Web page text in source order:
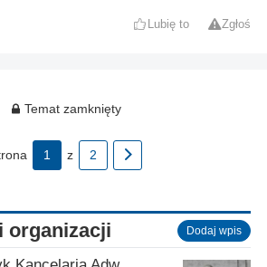
Lubię to Zgłoś
Temat zamknięty
1 z 2
organizacji Dodaj wpis